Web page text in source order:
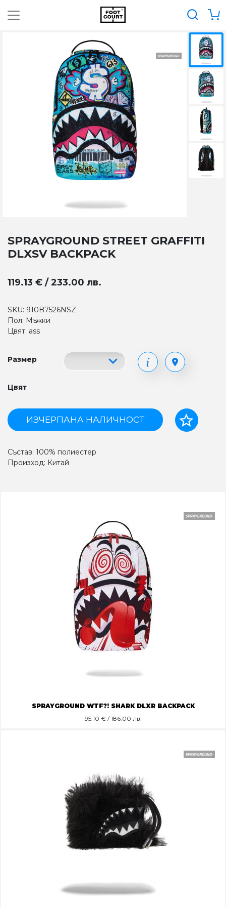
SPRAYGROUND STREET GRAFFITI
DLXSV BACKPACK
119.13 € / 233.00 лв.
SKU: 910B7526NSZ
Пол: Мъжки
Цвят: ass
Размер
Цвят
ИЗЧЕРПАНА НАЛИЧНОСТ
Състав: 100% полиестер
Произход: Китай
SPRAYGROUND WTF?! SHARK DLXR BACKPACK
95.10 € / 186.00 лв.